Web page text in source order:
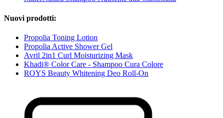
Nuovi prodotti:
Propolia Toning Lotion
Propolia Active Shower Gel
Avril 2in1 Curl Moisturizing Mask
Khadi® Color Care - Shampoo Cura Colore
ROYS Beauty Whitening Deo Roll-On